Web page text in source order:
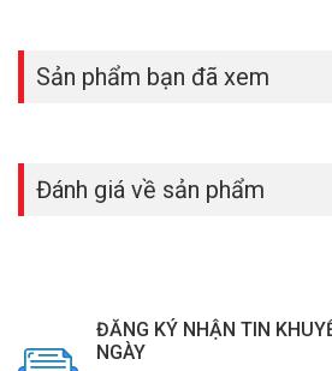
Sản phẩm bạn đã xem
Đánh giá về sản phẩm
ĐĂNG KÝ NHẬN TIN
NGÀY